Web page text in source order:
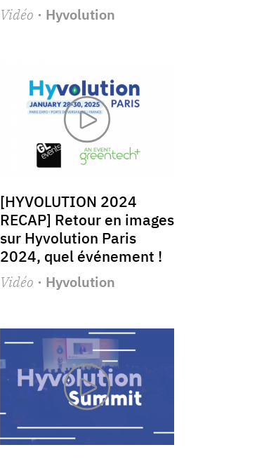
Vidéo · Hyvolution
[HYVOLUTION 2024
RECAP] Retour en images
sur Hyvolution Paris
2024, quel événement !
Vidéo · Hyvolution